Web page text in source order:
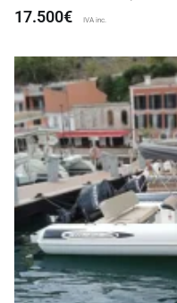
17.500€ IVA inc.